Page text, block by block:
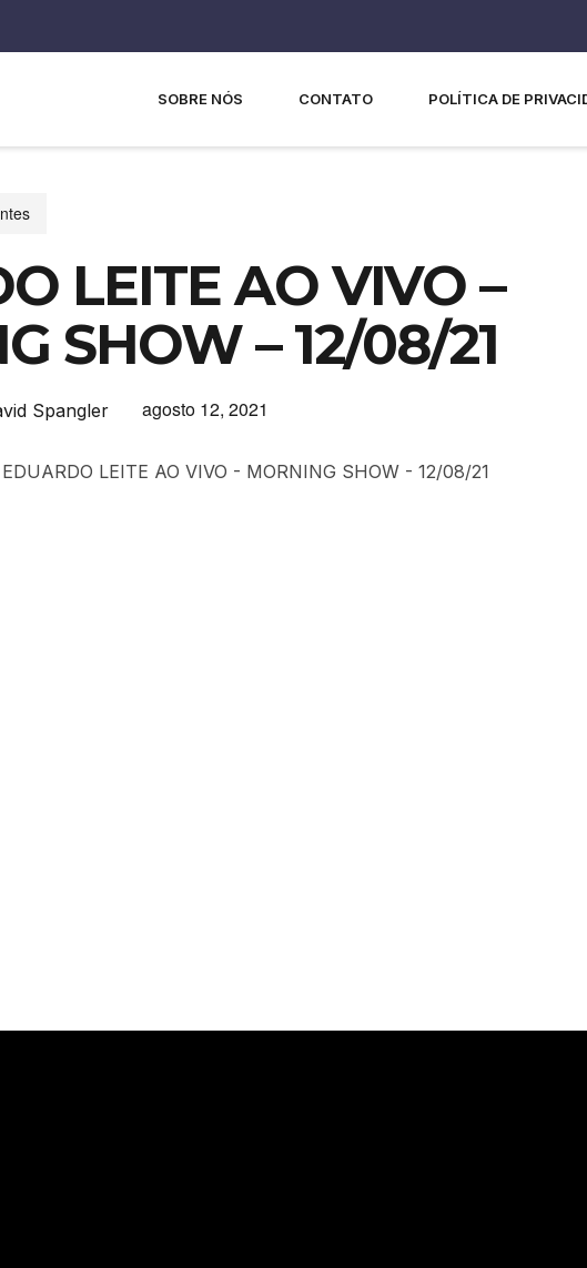
SOBRE NÓS CONTATO POLÍTICA DE
LEITE AO VIVO –
SHOW – 12/08/21
Spangler agosto 12, 2021